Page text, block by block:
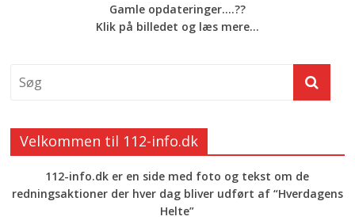
Gamle opdateringer....??
Klik på billedet og læs mere...
Velkommen til 112-info.dk
112-info.dk er en side med foto og tekst om de
redningsaktioner der hver dag bliver udført af “Hverdagens
Helte”